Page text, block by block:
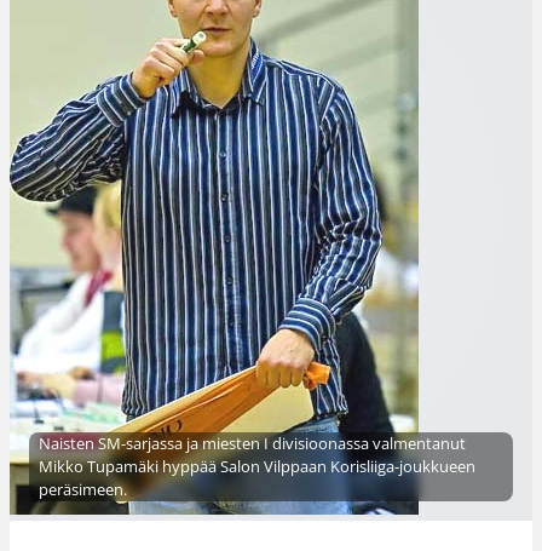
Naisten SM-sarjassa ja miesten I divisioonassa valmentanut
Mikko Tupamäki hyppää Salon Vilppaan Korisliiga-joukkueen
peräsimeen.